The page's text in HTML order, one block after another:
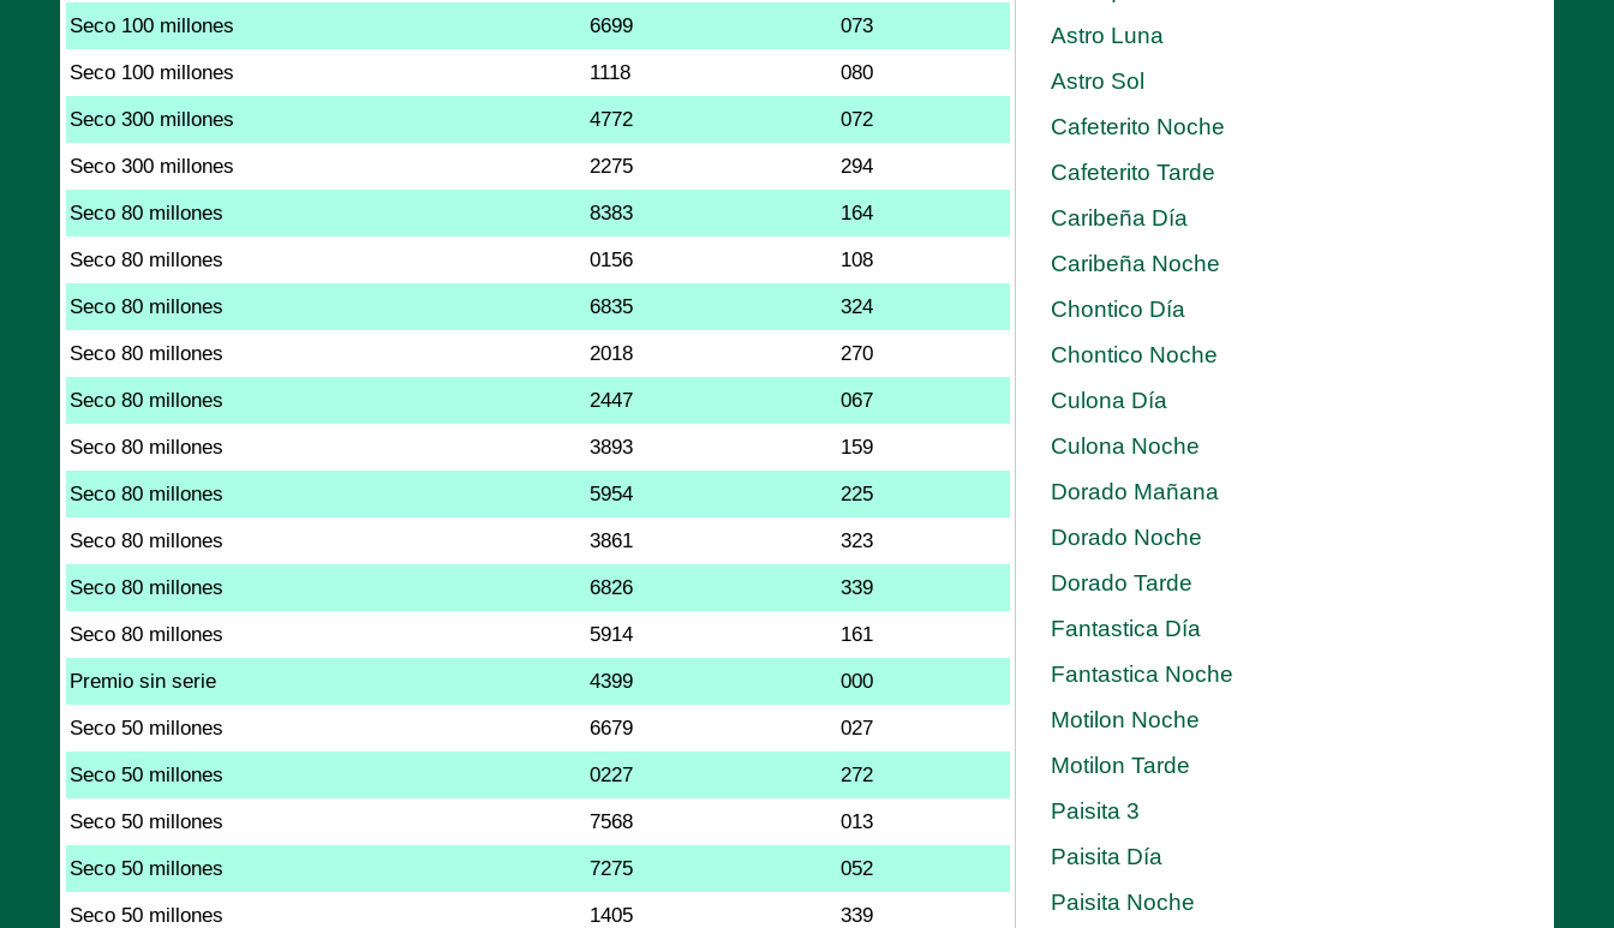
Seco 100 millones 6699 073
Seco 100 millones 1118 080
Seco 300 millones 4772 072
Seco 300 millones 2275 294
Seco 80 millones 8383 164
Seco 80 millones 0156 108
Seco 80 millones 6835 324
Seco 80 millones 2018 270
Seco 80 millones 2447 067
Seco 80 millones 3893 159
Seco 80 millones 5954 225
Seco 80 millones 3861 323
Seco 80 millones 6826 339
Seco 80 millones 5914 161
Premio sin serie 4399 000
Seco 50 millones 6679 027
Seco 50 millones 0227 272
Seco 50 millones 7568 013
Seco 50 millones 7275 052
Seco 50 millones 1405 339
Astro Luna
Astro Sol
Cafeterito Noche
Cafeterito Tarde
Caribeña Día
Caribeña Noche
Chontico Día
Chontico Noche
Culona Día
Culona Noche
Dorado Mañana
Dorado Noche
Dorado Tarde
Fantastica Día
Fantastica Noche
Motilon Noche
Motilon Tarde
Paisita 3
Paisita Día
Paisita Noche